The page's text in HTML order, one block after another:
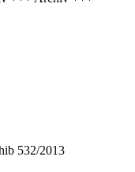
532/2013